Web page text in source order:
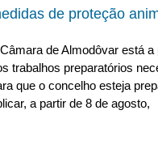
de proteção
de Almodôvar está a
trabalhos preparatórios
que o concelho esteja
a partir de 8 de agosto,